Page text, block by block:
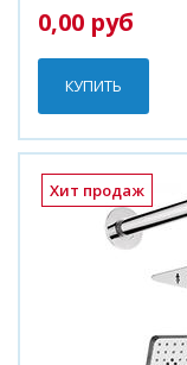
0,00 руб
КУПИТЬ
Хит продаж